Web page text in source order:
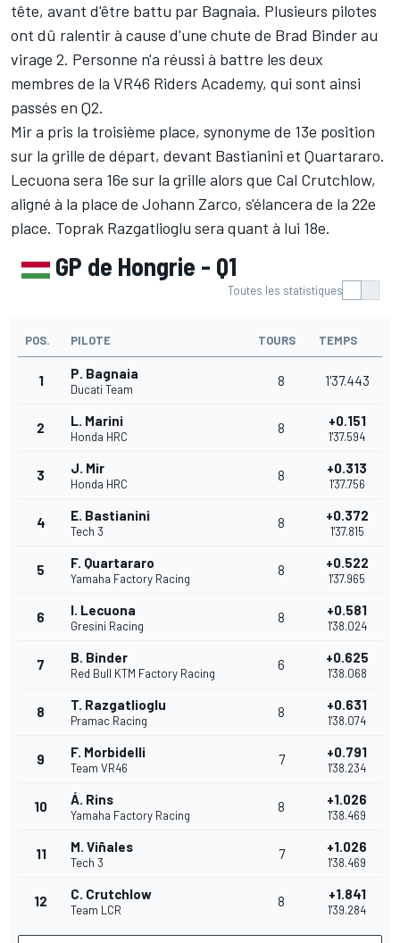
tête, avant d'être battu par Bagnaia. Plusieurs pilotes
ont dû ralentir à cause d'une chute de Brad Binder au
virage 2. Personne n'a réussi à battre les deux
membres de la VR46 Riders Academy, qui sont ainsi
passés en Q2.
Mir a pris la troisième place, synonyme de 13e position
sur la grille de départ, devant Bastianini et Quartararo.
Lecuona sera 16e sur la grille alors que Cal Crutchlow,
aligné à la place de Johann Zarco, s'élancera de la 22e
place. Toprak Razgatlioglu sera quant à lui 18e.
GP de Hongrie - Q1
Toutes les statistiques
POS. PILOTE TOURS TEMPS
1 P. Bagnaia
Ducati Team
8 1'37.443
2 L. Marini
Honda HRC
8 +0.151
1'37.594
3 J. Mir
Honda HRC
8 +0.313
1'37.756
4 E. Bastianini
Tech 3
8 +0.372
1'37.815
5 F. Quartararo
Yamaha Factory Racing
8 +0.522
1'37.965
6 I. Lecuona
Gresini Racing
8 +0.581
1'38.024
7 B. Binder
Red Bull KTM Factory Racing
6 +0.625
1'38.068
8 T. Razgatlioglu
Pramac Racing
8 +0.631
1'38.074
9 F. Morbidelli
Team VR46
7 +0.791
1'38.234
10 Á. Rins
Yamaha Factory Racing
8 +1.026
1'38.469
11 M. Viñales
Tech 3
7 +1.026
1'38.469
12 C. Crutchlow
Team LCR
8 +1.841
1'39.284